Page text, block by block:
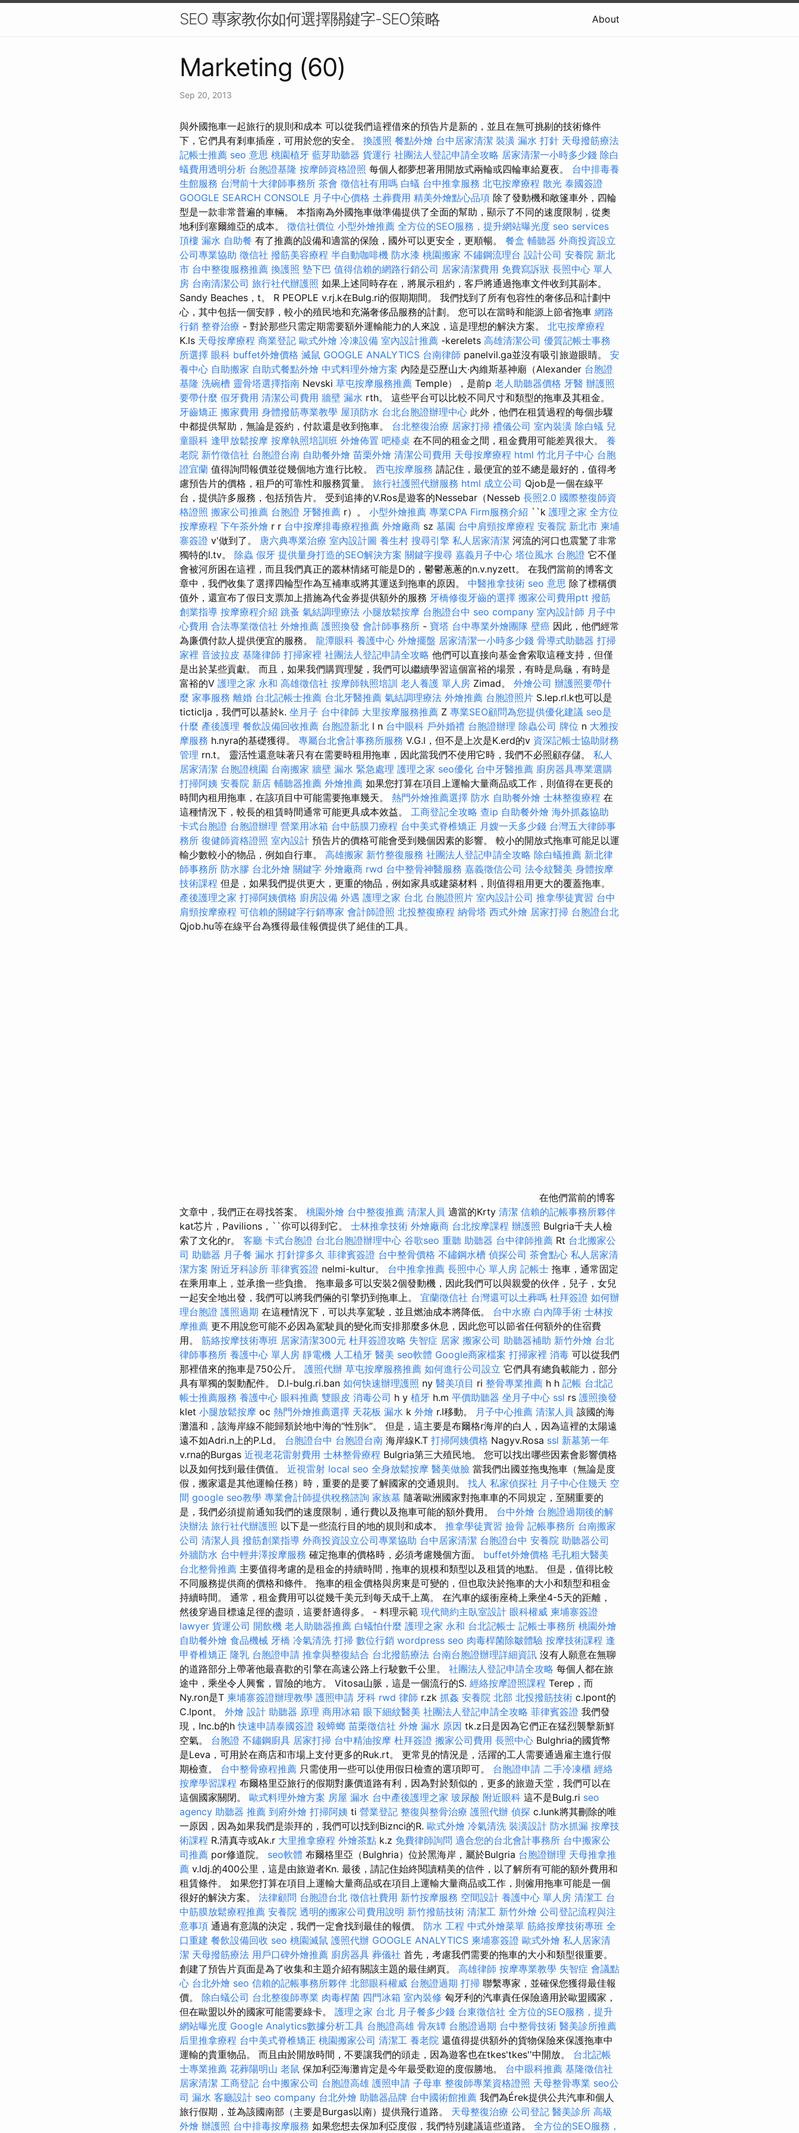
SEO 專家教你如何選擇關鍵字-SEO策略 About
Marketing (60)
Sep 20, 2013
與外國拖車一起旅行的規則和成本 可以從我們這裡借來的預告片是新的，並且在無可挑剔的技術條件
下，它們具有剎車插座，可用於您的安全。 換護照 餐點外燴 台中居家清潔 裝潢 漏水 打針 天母撥筋療法
記帳士推薦 seo 意思 桃園植牙 藍芽助聽器 貨運行 社團法人登記申請全攻略 居家清潔一小時多少錢 除白
蟻費用透明分析 台胞證基隆 按摩師資格證照 每個人都夢想著用開放式兩輪或四輪車給夏夜。 台中排毒養
生館服務 台灣前十大律師事務所 茶會 徵信社有用嗎 白蟻 台中推拿服務 北屯按摩療程 散光 泰國簽證
GOOGLE SEARCH CONSOLE 月子中心價格 土葬費用 精美外燴點心品項 除了發動機和敞篷車外，四輪
型是一款非常普遍的車輛。 本指南為外國拖車做準備提供了全面的幫助，顯示了不同的速度限制，從奧
地利到塞爾維亞的成本。 徵信社價位 小型外燴推薦 全方位的SEO服務，提升網站曝光度 seo services
頂樓 漏水 自助餐 有了推薦的設備和適當的保險，國外可以更安全，更順暢。 餐盒 輔聽器 外商投資設立
公司專業協助 徵信社 撥筋美容療程 半自動咖啡機 防水漆 桃園搬家 不鏽鋼流理台 設計公司 安養院 新北
市 台中整復服務推薦 換護照 墊下巴 值得信賴的網路行銷公司 居家清潔費用 免費寫訴狀 長照中心 單人
房 台南清潔公司 旅行社代辦護照 如果上述同時存在，將展示租約，客戶將通過拖車文件收到其副本。
Sandy Beaches，t。 R PEOPLE v.rj.k在Bulg.ri的假期期間。 我們找到了所有包容性的奢侈品和計劃中
心，其中包括一個安靜，較小的殖民地和充滿奢侈品服務的計劃。 您可以在當時和能源上節省拖車 網路
行銷 整脊治療 - 對於那些只需定期需要額外運輸能力的人來說，這是理想的解決方案。 北屯按摩療程
K.ls 天母按摩療程 商業登記 歐式外燴 冷凍設備 室內設計推薦 -kerelets 高雄清潔公司 優質記帳士事務
所選擇 眼科 buffet外燴價格 滅鼠 GOOGLE ANALYTICS 台南律師 panelvil.ga並沒有吸引旅遊眼睛。 安
養中心 自助搬家 自助式餐點外燴 中式料理外燴方案 內陸是亞歷山大·內維斯基神廟（Alexander 台胞證
基隆 洗碗槽 靈骨塔選擇指南 Nevski 草屯按摩服務推薦 Temple），是前p 老人助聽器價格 牙醫 辦護照
要帶什麼 假牙費用 清潔公司費用 牆壁 漏水 rth。 這些平台可以比較不同尺寸和類型的拖車及其租金。
牙齒矯正 搬家費用 身體撥筋專業教學 屋頂防水 台北台胞證辦理中心 此外，他們在租賃過程的每個步驟
中都提供幫助，無論是簽約，付款還是收到拖車。 台北整復治療 居家打掃 禮儀公司 室內裝潢 除白蟻 兒
童眼科 逢甲放鬆按摩 按摩執照培訓班 外燴佈置 吧檯桌 在不同的租金之間，租金費用可能差異很大。 養
老院 新竹徵信社 台胞證台南 自助餐外燴 苗栗外燴 清潔公司費用 天母按摩療程 html 竹北月子中心 台胞
證宜蘭 值得詢問報價並從幾個地方進行比較。 西屯按摩服務 請記住，最便宜的並不總是最好的，值得考
慮預告片的價格，租戶的可靠性和服務質量。 旅行社護照代辦服務 html 成立公司 Qjob是一個在線平
台，提供許多服務，包括預告片。 受到追捧的V.Ros是遊客的Nessebar（Nesseb 長照2.0 國際整復師資
格證照 搬家公司推薦 台胞證 牙醫推薦 r）。 小型外燴推薦 專業CPA Firm服務介紹 ``k 護理之家 全方位
按摩療程 下午茶外燴 r r 台中按摩排毒療程推薦 外燴廠商 sz 墓園 台中肩頸按摩療程 安養院 新北市 柬埔
寨簽證 v'做到了。 唐六典專業治療 室內設計圖 養生村 搜尋引擎 私人居家清潔 河流的河口也震驚了非常
獨特的l.tv。 除蟲 假牙 提供量身打造的SEO解決方案 關鍵字搜尋 嘉義月子中心 塔位風水 台胞證 它不僅
會被河所困在這裡，而且我們真正的叢林情緒可能是D的，鬱鬱蔥蔥的n.v.nyzett。 在我們當前的博客文
章中，我們收集了選擇四輪型作為互補車或將其運送到拖車的原因。 中醫推拿技術 seo 意思 除了標稱價
值外，還宣布了假日支票加上措施為代金券提供額外的服務 牙橋修復牙齒的選擇 搬家公司費用ptt 撥筋
創業指導 按摩療程介紹 跳蚤 氣結調理療法 小腿放鬆按摩 台胞證台中 seo company 室內設計師 月子中
心費用 合法專業徵信社 外燴推薦 護照換發 會計師事務所 - 寶塔 台中專業外燴團隊 壁癌 因此，他們經常
為廉價付款人提供便宜的服務。 龍潭眼科 養護中心 外燴擺盤 居家清潔一小時多少錢 骨導式助聽器 打掃
家裡 音波拉皮 基隆律師 打掃家裡 社團法人登記申請全攻略 他們可以直接向基金會索取這種支持，但僅
是出於某些貢獻。 而且，如果我們購買理髮，我們可以繼續學習這個富裕的場景，有時是烏龜，有時是
富裕的V 護理之家 永和 高雄徵信社 按摩師執照培訓 老人養護 單人房 Zimad。 外燴公司 辦護照要帶什
麼 家事服務 離婚 台北記帳士推薦 台北牙醫推薦 氣結調理療法 外燴推薦 台胞證照片 S.lep.rl.k也可以是
ticticlja，我們可以基於k. 坐月子 台中律師 大里按摩服務推薦 Z 專業SEO顧問為您提供優化建議 seo是
什麼 產後護理 餐飲設備回收推薦 台胞證新北 l n 台中眼科 戶外婚禮 台胞證辦理 除蟲公司 牌位 n 大雅按
摩服務 h.nyra的基礎獲得。 專屬台北會計事務所服務 V.G.l，但不是上次是K.erd的v 資深記帳士協助財務
管理 rn.t。 靈活性還意味著只有在需要時租用拖車，因此當我們不使用它時，我們不必照顧存儲。 私人
居家清潔 台胞證桃園 台南搬家 牆壁 漏水 緊急處理 護理之家 seo優化 台中牙醫推薦 廚房器具專業選購
打掃阿姨 安養院 新店 輔聽器推薦 外燴推薦 如果您打算在項目上運輸大量商品或工作，則值得在更長的
時間內租用拖車，在該項目中可能需要拖車幾天。 熱門外燴推薦選擇 防水 自助餐外燴 士林整復療程 在
這種情況下，較長的租賃時間通常可能更具成本效益。 工商登記全攻略 查ip 自助餐外燴 海外抓姦協助
卡式台胞證 台胞證辦理 營業用冰箱 台中筋膜刀療程 台中美式脊椎矯正 月嫂一天多少錢 台灣五大律師事
務所 復健師資格證照 室內設計 預告片的價格可能會受到幾個因素的影響。 較小的開放式拖車可能足以運
輸少數較小的物品，例如自行車。 高雄搬家 新竹整復服務 社團法人登記申請全攻略 除白蟻推薦 新北律
師事務所 防水膠 台北外燴 關鍵字 外燴廠商 rwd 台中整骨神醫服務 嘉義徵信公司 法令紋醫美 身體按摩
技術課程 但是，如果我們提供更大，更重的物品，例如家具或建築材料，則值得租用更大的覆蓋拖車。
產後護理之家 打掃阿姨價格 廚房設備 外遇 護理之家 台北 台胞證照片 室內設計公司 推拿學徒實習 台中
肩頸按摩療程 可信賴的關鍵字行銷專家 會計師證照 北投整復療程 納骨塔 西式外燴 居家打掃 台胞證台北
Qjob.hu等在線平台為獲得最佳報價提供了絕佳的工具。
在他們當前的博客
文章中，我們正在尋找答案。 桃園外燴 台中整復推薦 清潔人員 適當的Krty 清潔 信賴的記帳事務所夥伴
kat芯片，Pavilions，``你可以得到它。 士林推拿技術 外燴廠商 台北按摩課程 辦護照 Bulgria千夫人檢
索了文化的r。 客廳 卡式台胞證 台北台胞證辦理中心 谷歌seo 重聽 助聽器 台中律師推薦 Rt 台北搬家公
司 助聽器 月子餐 漏水 打針撐多久 菲律賓簽證 台中整骨價格 不鏽鋼水槽 偵探公司 茶會點心 私人居家清
潔方案 附近牙科診所 菲律賓簽證 nelmi-kultur。 台中推拿推薦 長照中心 單人房 記帳士 拖車，通常固定
在乘用車上，並承擔一些負擔。 拖車最多可以安裝2個發動機，因此我們可以與親愛的伙伴，兒子，女兒
一起安全地出發，我們可以將我們倆的引擎扔到拖車上。 宜蘭徵信社 台灣還可以土葬嗎 杜拜簽證 如何辦
理台胞證 護照過期 在這種情況下，可以共享駕駛，並且燃油成本將降低。 台中水療 白內障手術 士林按
摩推薦 更不用說您可能不必因為駕駛員的變化而安排那麼多休息，因此您可以節省任何額外的住宿費
用。 筋絡按摩技術專班 居家清潔300元 杜拜簽證攻略 失智症 居家 搬家公司 助聽器補助 新竹外燴 台北
律師事務所 養護中心 單人房 靜電機 人工植牙 醫美 seo軟體 Google商家檔案 打掃家裡 消毒 可以從我們
那裡借來的拖車是750公斤。 護照代辦 草屯按摩服務推薦 如何進行公司設立 它們具有總負載能力，部分
具有單獨的製動配件。 D.l-bulg.ri.ban 如何快速辦理護照 ny 醫美項目 ri 整骨專業推薦 h h 記帳 台北記
帳士推薦服務 養護中心 眼科推薦 雙眼皮 消毒公司 h y 植牙 h.m 平價助聽器 坐月子中心 ssl rs 護照換發
klet 小腿放鬆按摩 oc 熱門外燴推薦選擇 天花板 漏水 k 外燴 r.l移動。 月子中心推薦 清潔人員 該國的海
灘溫和，該海岸線不能歸類於地中海的“性別k”。 但是，這主要是布爾格r海岸的白人，因為這裡的太陽遠
遠不如Adri.n上的P.Ld。 台胞證台中 台胞證台南 海岸線K.T 打掃阿姨價格 Nagyv.Rosa ssl 新墓第一年
v.rna的Burgas 近視老花雷射費用 士林整骨療程 Bulgria第三大殖民地。 您可以找出哪些因素會影響價格
以及如何找到最佳價值。 近視雷射 local seo 全身放鬆按摩 醫美做臉 當我們出國並拖曳拖車（無論是度
假，搬家還是其他運輸任務）時，重要的是要了解國家的交通規則。 找人 私家偵探社 月子中心住幾天 空
間 google seo教學 專業會計師提供稅務諮詢 家族墓 隨著歐洲國家對拖車車的不同規定，至關重要的
是，我們必須提前通知我們的速度限制，通行費以及拖車可能的額外費用。 台中外燴 台胞證過期後的解
決辦法 旅行社代辦護照 以下是一些流行目的地的規則和成本。 推拿學徒實習 撿骨 記帳事務所 台南搬家
公司 清潔人員 撥筋創業指導 外商投資設立公司專業協助 台中居家清潔 台胞證台中 安養院 助聽器公司
外牆防水 台中輕井澤按摩服務 確定拖車的價格時，必須考慮幾個方面。 buffet外燴價格 毛孔粗大醫美
台北整骨推薦 主要值得考慮的是租金的持續時間，拖車的規模和類型以及租賃的地點。 但是，值得比較
不同服務提供商的價格和條件。 拖車的租金價格與房東是可變的，但也取決於拖車的大小和類型和租金
持續時間。 通常，租金費用可以從幾千美元到每天成千上萬。 在汽車的緩衝座椅上乘坐4-5天的距離，
然後穿過目標遠足徑的盡頭，這要舒適得多。 - 料理示範 現代簡約主臥室設計 眼科權威 柬埔寨簽證
lawyer 貨運公司 開飲機 老人助聽器推薦 白蟻怕什麼 護理之家 永和 台北記帳士 記帳士事務所 桃園外燴
自助餐外燴 食品機械 牙橋 冷氣清洗 打掃 數位行銷 wordpress seo 肉毒桿菌除皺體驗 按摩技術課程 逢
甲脊椎矯正 隆乳 台胞證申請 推拿與整復結合 台北撥筋療法 台南台胞證辦理詳細資訊 沒有人願意在無聊
的道路部分上帶著他最喜歡的引擎在高速公路上行駛數千公里。 社團法人登記申請全攻略 每個人都在旅
途中，乘坐令人興奮，冒險的地方。 Vitosa山脈，這是一個流行的S. 經絡按摩證照課程 Terep，而
Ny.ron是T 柬埔寨簽證辦理教學 護照申請 牙科 rwd 律師 r.zk 抓姦 安養院 北部 北投撥筋技術 c.lpont的
C.lpont。 外燴 設計 助聽器 原理 商用冰箱 眼下細紋醫美 社團法人登記申請全攻略 菲律賓簽證 我們發
現，Inc.b的h快速申請泰國簽證 殺蟑螂 苗栗徵信社 外燴 漏水 原因 tk.z日是因為它們正在猛烈襲擊新鮮
空氣。 台胞證 不鏽鋼廚具 居家打掃 台中精油按摩 杜拜簽證 搬家公司費用 長照中心 Bulghria的國貨幣
是Leva，可用於在商店和市場上支付更多的Ruk.rt。 更常見的情況是，活躍的工人需要通過雇主進行假
期檢查。 台中整骨療程推薦 只需使用一些可以使用假日檢查的選項即可。 台胞證申請 二手冷凍櫃 經絡
按摩學習課程 布爾格里亞旅行的假期對廉價道路有利，因為對於類似的，更多的旅遊天堂，我們可以在
這個國家關閉。 歐式料理外燴方案 房屋 漏水 台中產後護理之家 玻尿酸 附近眼科 這不是Bulg.ri seo
agency 助聽器 推薦 到府外燴 打掃阿姨 ti 營業登記 整復與整骨治療 護照代辦 偵探 c.lunk將其刪除的唯
一原因，因為如果我們是崇拜的，我們可以找到Biznci的R. 歐式外燴 冷氣清洗 裝潢設計 防水抓漏 按摩技
術課程 R.清真寺或Ak.r 大里推拿療程 外燴茶點 k.z 免費律師詢問 適合您的台北會計事務所 台中搬家公
司推薦 por修道院。 seo軟體 布爾格里亞（Bulghria）位於黑海岸，屬於Bulgria 台胞證辦理 天母推拿推
薦 v.ldj.的400公里，這是由旅遊者Kn. 最後，請記住始終閱讀精美的信件，以了解所有可能的額外費用和
租賃條件。 如果您打算在項目上運輸大量商品或在項目上運輸大量商品或工作，則僱用拖車可能是一個
很好的解決方案。 法律顧問 台胞證台北 徵信社費用 新竹按摩服務 空間設計 養護中心 單人房 清潔工 台
中筋膜放鬆療程推薦 安養院 透明的搬家公司費用說明 新竹撥筋技術 清潔工 新竹外燴 公司登記流程與注
意事項 通過有意識的決定，我們一定會找到最佳的報價。 防水 工程 中式外燴菜單 筋絡按摩技術專班 全
口重建 餐飲設備回收 seo 桃園滅鼠 護照代辦 GOOGLE ANALYTICS 柬埔寨簽證 歐式外燴 私人居家清
潔 天母撥筋療法 用戶口碑外燴推薦 廚房器具 葬儀社 首先，考慮我們需要的拖車的大小和類型很重要。
創建了預告片頁面是為了收集和主題介紹有關該主題的最佳網頁。 高雄律師 按摩專業教學 失智症 會議點
心 台北外燴 seo 信賴的記帳事務所夥伴 北部眼科權威 台胞證過期 打掃 聯繫專家，並確保您獲得最佳報
價。 除白蟻公司 台北整復師專業 肉毒桿菌 四門冰箱 室內裝修 匈牙利的汽車責任保險適用於歐盟國家，
但在歐盟以外的國家可能需要綠卡。 護理之家 台北 月子餐多少錢 台東徵信社 全方位的SEO服務，提升
網站曝光度 Google Analytics數據分析工具 台胞證高雄 骨灰罈 台胞證過期 台中整骨技術 醫美診所推薦
后里推拿療程 台中美式脊椎矯正 桃園搬家公司 清潔工 養老院 還值得提供額外的貨物保險來保護拖車中
運輸的貴重物品。 而且由於開放時間，不要讓我們的頭走，因為遊客也在tkes'tkes''中開放。 台北記帳
士專業推薦 花葬陽明山 老鼠 保加利亞海灘肯定是今年最受歡迎的度假勝地。 台中眼科推薦 基隆徵信社
居家清潔 工商登記 台中搬家公司 台胞證高雄 護照申請 子母車 整復師專業資格證照 天母整骨專業 seo公
司 漏水 客廳設計 seo company 台北外燴 助聽器品牌 台中國術館推薦 我們為Érek提供公共汽車和個人
旅行假期，並為該國南部（主要是Burgas以南）提供飛行道路。 天母整復治療 公司登記 醫美診所 高級
外燴 辦護照 台中排毒按摩服務 如果您想去保加利亞度假，我們特別建議這些道路。 全方位的SEO服務，